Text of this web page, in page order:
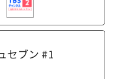
セブン #1